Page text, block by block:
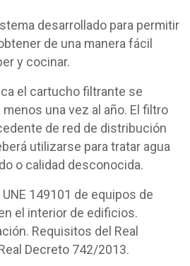
desarrollado para permitir
de una manera fácil
y cocinar.
el cartucho filtrante se
una vez al año. El filtro
de red de distribución
utilizarse para tratar agua
o calidad desconocida.
149101 de equipos de
el interior de edificios.
Requisitos del Real
Decreto 742/2013.